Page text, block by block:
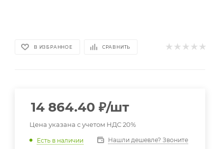
В ИЗБРАННОЕ СРАВНИТЬ
14 864.40 ₽/шт
Цена указана с учетом НДС 20%
Есть в наличии Нашли дешевле? Звоните